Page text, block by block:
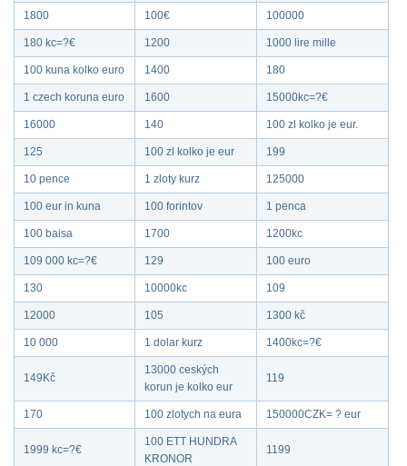
1800 100€ 100000
180 kc=?€ 1200 1000 lire mille
100 kuna kolko euro 1400 180
1 czech koruna euro 1600 15000kc=?€
16000 140 100 zl kolko je eur.
125 100 zl kolko je eur 199
10 pence 1 zloty kurz 125000
100 eur in kuna 100 forintov 1 penca
100 baisa 1700 1200kc
109 000 kc=?€ 129 100 euro
130 10000kc 109
12000 105 1300 kč
10 000 1 dolar kurz 1400kc=?€
149Kč
13000 ceských
korun je kolko eur
119
170 100 zlotych na eura 150000CZK= ? eur
1999 kc=?€
100 ETT HUNDRA
KRONOR
1199